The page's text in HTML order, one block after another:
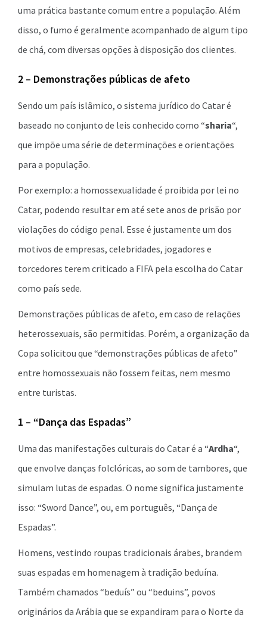
uma prática bastante comum entre a população. Além
disso, o fumo é geralmente acompanhado de algum tipo
de chá, com diversas opções à disposição dos clientes.
2 – Demonstrações públicas de afeto
Sendo um país islâmico, o sistema jurídico do Catar é
baseado no conjunto de leis conhecido como “sharia“,
que impõe uma série de determinações e orientações
para a população.
Por exemplo: a homossexualidade é proibida por lei no
Catar, podendo resultar em até sete anos de prisão por
violações do código penal. Esse é justamente um dos
motivos de empresas, celebridades, jogadores e
torcedores terem criticado a FIFA pela escolha do Catar
como país sede.
Demonstrações públicas de afeto, em caso de relações
heterossexuais, são permitidas. Porém, a organização da
Copa solicitou que “demonstrações públicas de afeto”
entre homossexuais não fossem feitas, nem mesmo
entre turistas.
1 – “Dança das Espadas”
Uma das manifestações culturais do Catar é a “Ardha“,
que envolve danças folclóricas, ao som de tambores, que
simulam lutas de espadas. O nome significa justamente
isso: “Sword Dance”, ou, em português, “Dança de
Espadas”.
Homens, vestindo roupas tradicionais árabes, brandem
suas espadas em homenagem à tradição beduína.
Também chamados “beduís” ou “beduins”, povos
originários da Arábia que se expandiram para o Norte da